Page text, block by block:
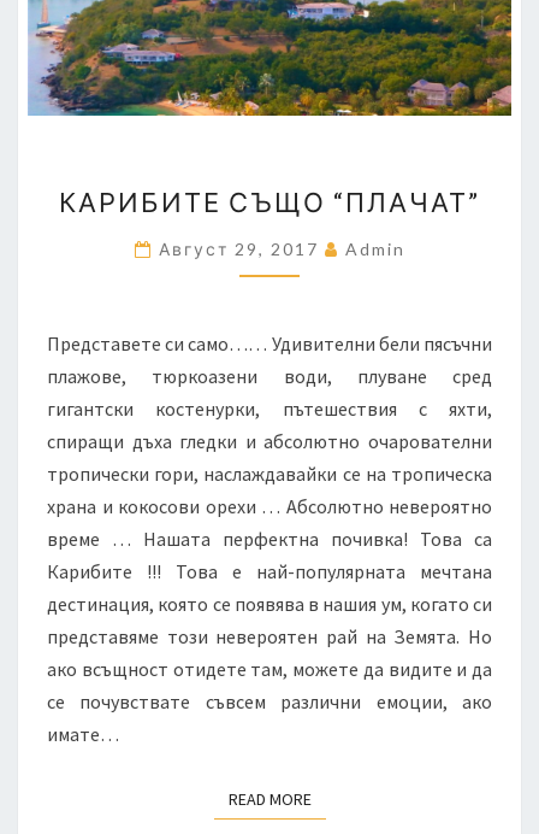
СЪЩО
“ПЛАЧАТ”
КАРИБИТЕ СЪЩО “ПЛАЧАТ”
Август 29, 2017 Admin
Представете си само…… Удивителни бели пясъчни
плажове, тюркоазени води, плуване сред
гигантски костенурки, пътешествия с яхти,
спиращи дъха гледки и абсолютно очарователни
тропически гори, наслаждавайки се на тропическа
храна и кокосови орехи … Абсолютно невероятно
време … Нашата перфектна почивка! Това са
Карибите !!! Това е най-популярната мечтана
дестинация, която се появява в нашия ум, когато си
представяме този невероятен рай на Земята. Но
ако всъщност отидете там, можете да видите и да
се почувствате съвсем различни емоции, ако
имате…
READ MOREREAD MORE